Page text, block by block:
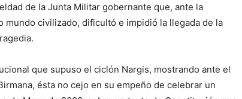
de la Junta Militar gobernante que, ante la
mundo civilizado, dificultó e impidió la llegada de la
que supuso el ciclón Nargis, mostrando ante el
ésta no cejo en su empeño de celebrar un